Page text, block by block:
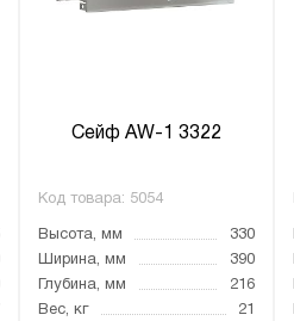
Сейф AW-1 3322
Код товара: 5054
Высота, мм
330
Ширина, мм
390
Глубина, мм
216
Вес, кг
21